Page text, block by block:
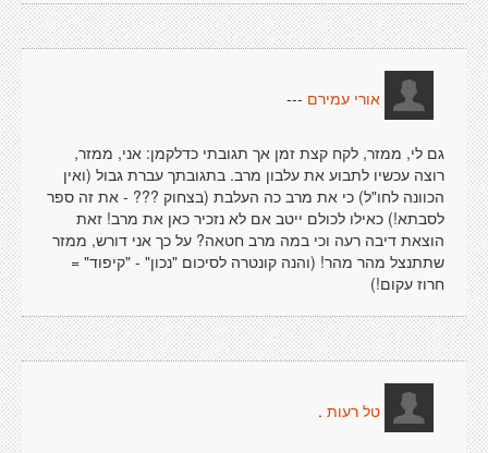
אורי עמירם ---
גם לי, ממזר, לקח קצת זמן אך תגובתי כדלקמן: אני, ממזר,
רוצה עכשיו לתבוע את עלבון מרב. בתגובתך עברת גבול (ואין
הכוונה לחו"ל) כי את מרב כה העלבת (בצחוק ??? - את זה ספר
לסבתא!) כאילו לכולם ייטב אם לא נזכיר כאן את מרב! זאת
הוצאת דיבה רעה וכי במה מרב חטאה? על כך אני דורש, ממזר
שתתנצל מהר מהר! (והנה קונטרה לסיכום "נכון" - "קיפוד" =
חרוז עקום!)
טל רעות .